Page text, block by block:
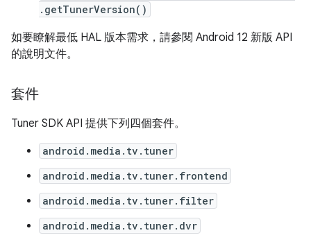
.getTunerVersion()
如要瞭解最低 HAL 版本需求，請參閱 Android 12 新版 API
的說明文件。
套件
Tuner SDK API 提供下列四個套件。
android.media.tv.tuner
android.media.tv.tuner.frontend
android.media.tv.tuner.filter
android.media.tv.tuner.dvr